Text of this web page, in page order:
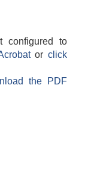
configured to
orclick
the PDF